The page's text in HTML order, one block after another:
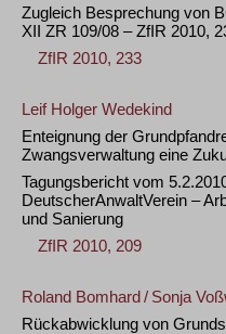
Zugleich Besprechung von
XII ZR 109/08 – ZfIR 2010,
ZfIR 2010, 233
Leif Holger Wedekind
Enteignung der
Zwangsverwaltung eine
Tagungsbericht vom
DeutscherAnwaltVerein –
und Sanierung
ZfIR 2010, 209
Roland Bomhard/ Sonja
Rückabwicklung von